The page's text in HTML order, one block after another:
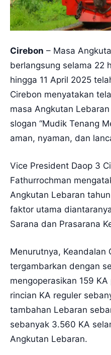
Cirebon – Masa
berlangsung selama 22
hingga 11 April 2025
Cirebon menyatakan
masa Angkutan
slogan “Mudik Tenang
aman, nyaman, dan
Vice President Daop 3
Fathurrochman
Angkutan Lebaran
faktor utama
Sarana dan Prasarana
Menurutnya, Keandalan
tergambarkan dengan
mengoperasikan 159
rincian KA reguler
tambahan Lebaran
sebanyak 3.560 KA
Angkutan Lebaran.